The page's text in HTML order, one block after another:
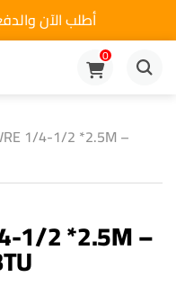
أطلب الآن
0
1/4-1/2 *2.5M –
1/2 *2.5M –